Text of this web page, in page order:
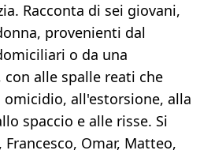
Racconta di sei giovani,
provenienti dal
o da una
alle spalle reati che
all'estorsione, alla
spaccio e alle risse. Si
Omar, Matteo,